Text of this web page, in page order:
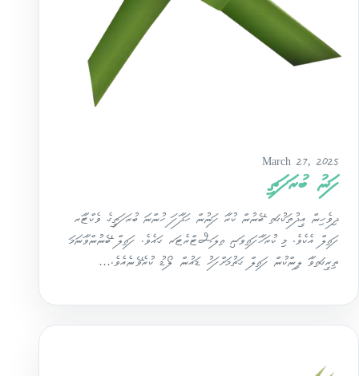
March 27, 2025
ފަނު ބުރަފަތި
ދިވެހިން އީދުތަކުގައި ބޭނުން ކުރާ ފަނުން ހަދާފަ ހުންނަ ބުރަފަތީގެ ވެކްޓާރ
ފައިލް އެކެވެ. މި ކުރަހާފައިވަނީ އިލަސްޓްރެޓަރ ގައެވެ. ފައިލް ބޭނުންވާނަމަ
ތިރީގައިވާ ލިންކުން ފައިލް ގަތުމަށްފަހު ޑައުން ލޯޑު ކުރެވޭނެއެވެ.…